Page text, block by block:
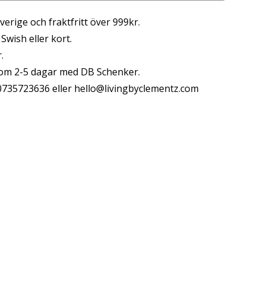
och fraktfritt över 999kr.
eller kort.
2-5 dagar med DB Schenker.
eller hello@livingbyclementz.com